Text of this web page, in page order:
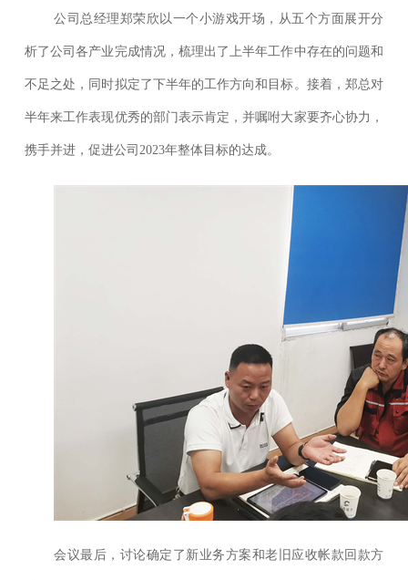
公司总经理郑荣欣以一个小游戏开场，从五个方面展开分
析了公司各产业完成情况，梳理出了上半年工作中存在的问题和
不足之处，同时拟定了下半年的工作方向和目标。接着，郑总对
半年来工作表现优秀的部门表示肯定，并嘱咐大家要齐心协力，
携手并进，促进公司2023年整体目标的达成。
会议最后，讨论确定了新业务方案和老旧应收帐款回款方